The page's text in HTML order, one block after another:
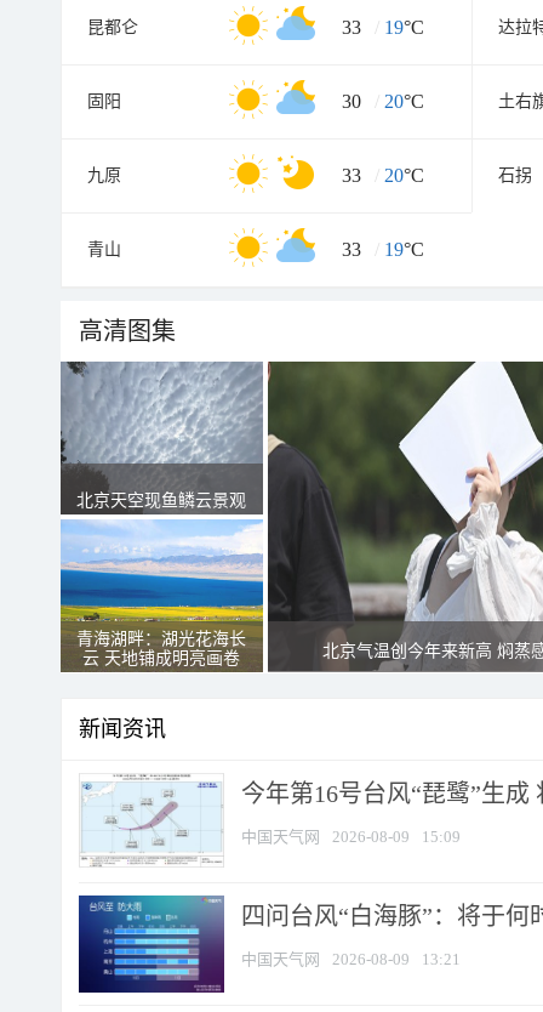
昆都仑 33 / 19°C 达拉
固阳 30 / 20°C 土右
九原 33 / 20°C 石拐
青山 33 / 19°C
高清图集
北京天空现鱼鳞云景观
青海湖畔：湖光花海长
云 天地铺成明亮画卷
北京气温创今年来新高 焖蒸
新闻资讯
今年第16号台风“琵鹭”生
中国天气网 2026-08-09 15:09
四问台风“白海豚”：将于
中国天气网 2026-08-09 13:21